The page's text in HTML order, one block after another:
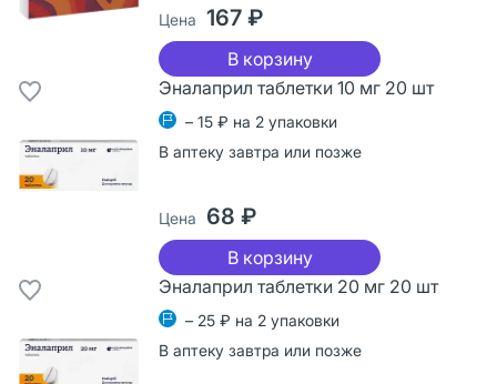
Цена 167 ₽
В корзину
Эналаприл таблетки 10 мг 20 шт
– 15 ₽ на 2 упаковки
В аптеку завтра или позже
Цена 68 ₽
В корзину
Эналаприл таблетки 20 мг 20 шт
– 25 ₽ на 2 упаковки
В аптеку завтра или позже